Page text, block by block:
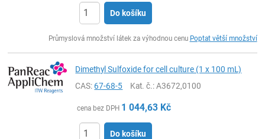
Do košíku
Průmyslová množství látek za výhodnou cenu Poptat větší množství
Dimethyl Sulfoxide for cell culture (1 x 100 mL)
CAS:67-68-5 Kat. č.: A3672,0100
cena bez DPH 1 044,63 Kč
Do košíku